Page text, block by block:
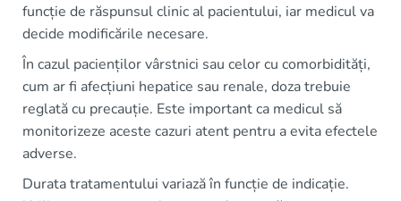
funcție de răspunsul clinic al pacientului, iar medicul va
decide modificările necesare.
În cazul pacienților vârstnici sau celor cu comorbidități,
cum ar fi afecțiuni hepatice sau renale, doza trebuie
reglată cu precauție. Este important ca medicul să
monitorizeze aceste cazuri atent pentru a evita efectele
adverse.
Durata tratamentului variază în funcție de indicație.